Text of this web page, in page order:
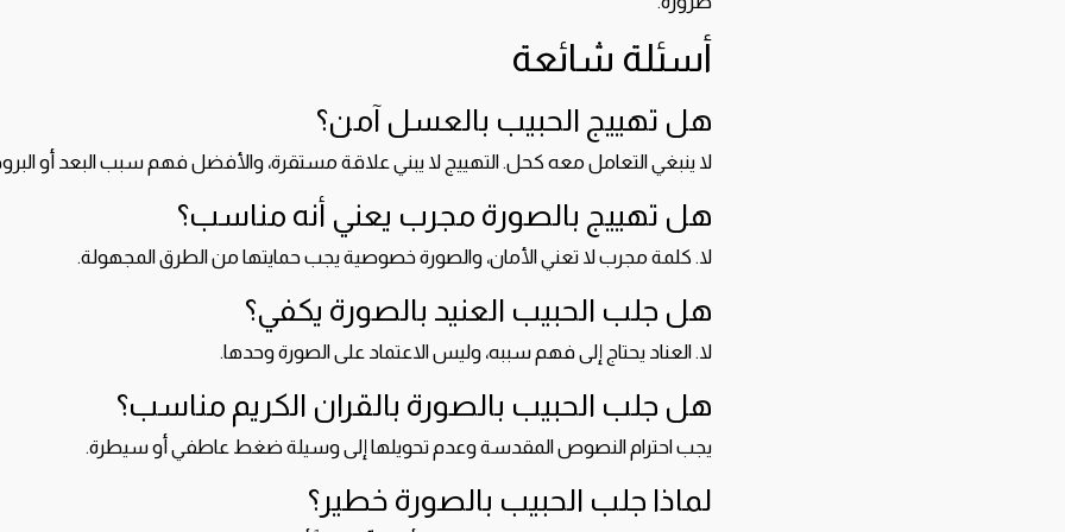
أسئلة شائعة
هل تهييج الحبيب بالعسل آمن؟
لا ينبغي التعامل معه كحل. التهييج لا يبني علاقة مستقرة، والأفضل فهم سبب البعد أو
هل تهييج بالصورة مجرب يعني أنه مناسب؟
لا. كلمة مجرب لا تعني الأمان، والصورة خصوصية يجب حمايتها من الطرق المجهولة.
هل جلب الحبيب العنيد بالصورة يكفي؟
لا. العناد يحتاج إلى فهم سببه، وليس الاعتماد على الصورة وحدها.
هل جلب الحبيب بالصورة بالقران الكريم مناسب؟
يجب احترام النصوص المقدسة وعدم تحويلها إلى وسيلة ضغط عاطفي أو سيطرة.
لماذا جلب الحبيب بالصورة خطير؟